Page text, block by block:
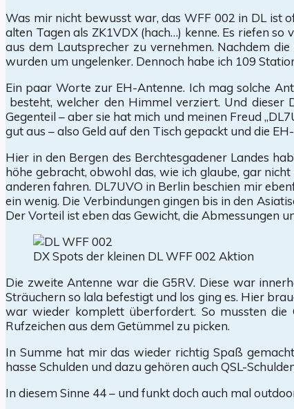
Was mir nicht bewusst war, das WFF 002 in DL ist
alten Tagen als ZK1VDX (hach…) kenne. Es riefen
aus dem Lautsprecher zu vernehmen. Nachdem
wurden um ungelenker. Dennoch habe ich 109
Ein paar Worte zur EH-Antenne. Ich mag solche
besteht, welcher den Himmel verziert. Und dieser
Gegenteil – aber sie hat mich und meinen Freud
gut aus – also Geld auf den Tisch gepackt und die
Hier in den Bergen des Berchtesgadener Landes
höhe gebracht, obwohl das, wie ich glaube, gar
anderen fahren. DL7UVO in Berlin beschien mir
ein wenig. Die Verbindungen gingen bis in den
Der Vorteil ist eben das Gewicht, die Abmessungen
DX Spots der kleinen DL WFF 002 Aktion
Die zweite Antenne war die G5RV. Diese war
Sträuchern so lala befestigt und los ging es. Hier
war wieder komplett überfordert. So mussten die
Rufzeichen aus dem Getümmel zu picken.
In Summe hat mir das wieder richtig Spaß
hasse Schulden und dazu gehören auch QSL-
In diesem Sinne 44 – und funkt doch auch mal